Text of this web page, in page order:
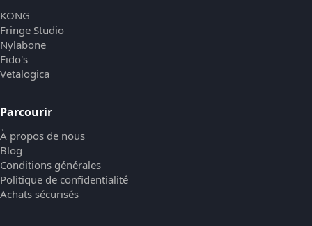
KONG
Fringe Studio
Nylabone
Fido's
Vetalogica
Parcourir
À propos de nous
Blog
Conditions générales
Politique de confidentialité
Achats sécurisés